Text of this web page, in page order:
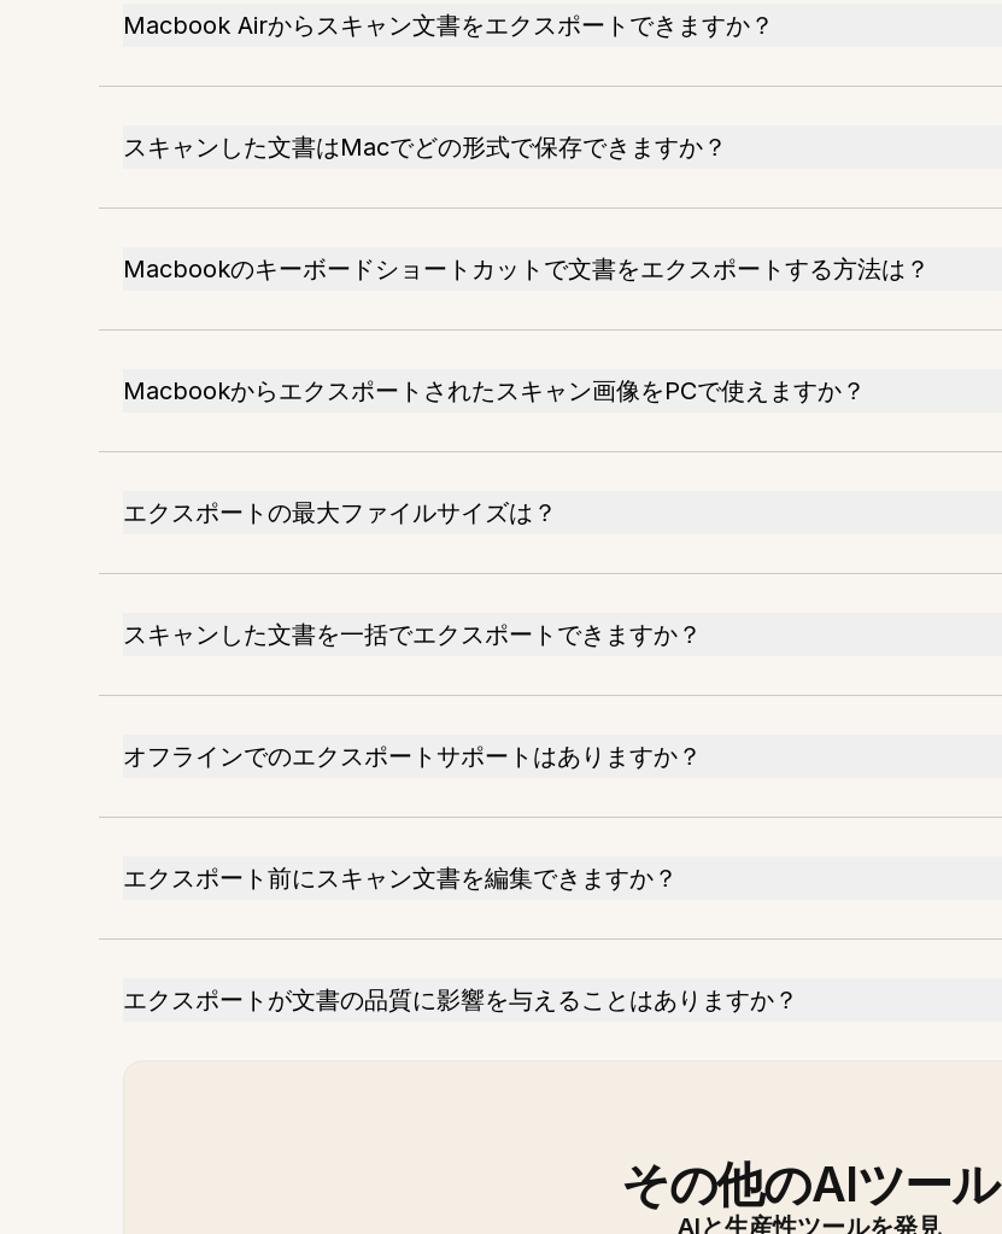
Macbook Airからスキャン文書をエクスポートできますか？
スキャンした文書はMacでどの形式で保存できますか？
Macbookのキーボードショートカットで文書をエクスポートする方法は？
Macbookからエクスポートされたスキャン画像をPCで使えますか？
エクスポートの最大ファイルサイズは？
スキャンした文書を一括でエクスポートできますか？
オフラインでのエクスポートサポートはありますか？
エクスポート前にスキャン文書を編集できますか？
エクスポートが文書の品質に影響を与えることはありますか？
その他のAIツール
AIと生産性ツールを発見